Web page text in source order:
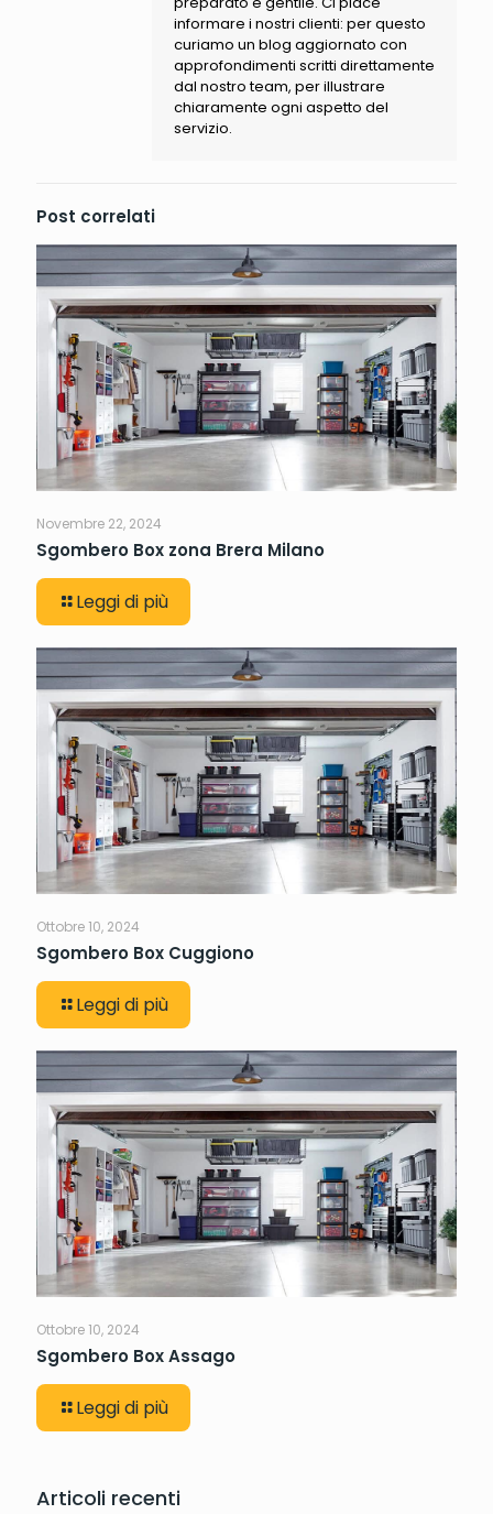
informare i nostri clienti: per questo
curiamo un blog aggiornato con
approfondimenti scritti direttamente
dal nostro team, per illustrare
chiaramente ogni aspetto del
servizio.
Post correlati
Novembre 22, 2024
Sgombero Box zona Brera Milano
Leggi di più
Ottobre 10, 2024
Sgombero Box Cuggiono
Leggi di più
Ottobre 10, 2024
Sgombero Box Assago
Leggi di più
Articoli recenti